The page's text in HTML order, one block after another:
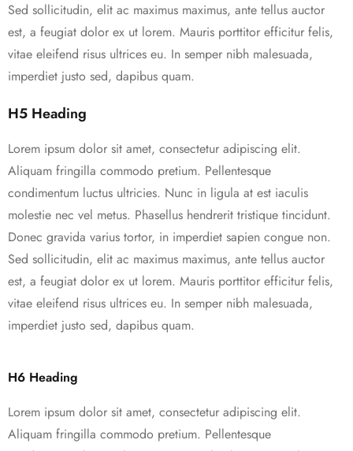
Sed sollicitudin, elit ac maximus maximus, ante tellus auctor
est, a feugiat dolor ex ut lorem. Mauris porttitor efficitur felis,
vitae eleifend risus ultrices eu. In semper nibh malesuada,
imperdiet justo sed, dapibus quam.
H5 Heading
Lorem ipsum dolor sit amet, consectetur adipiscing elit.
Aliquam fringilla commodo pretium. Pellentesque
condimentum luctus ultricies. Nunc in ligula at est iaculis
molestie nec vel metus. Phasellus hendrerit tristique tincidunt.
Donec gravida varius tortor, in imperdiet sapien congue non.
Sed sollicitudin, elit ac maximus maximus, ante tellus auctor
est, a feugiat dolor ex ut lorem. Mauris porttitor efficitur felis,
vitae eleifend risus ultrices eu. In semper nibh malesuada,
imperdiet justo sed, dapibus quam.
H6 Heading
Lorem ipsum dolor sit amet, consectetur adipiscing elit.
Aliquam fringilla commodo pretium. Pellentesque